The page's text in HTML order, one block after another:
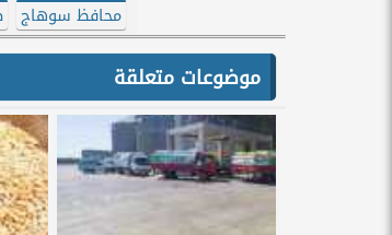
محافظ سوهاج
موضوعات متعلقة